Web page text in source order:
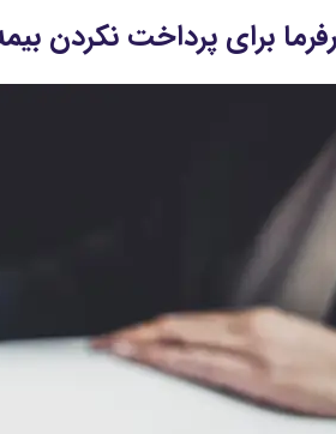
برای پرداخت نکردن